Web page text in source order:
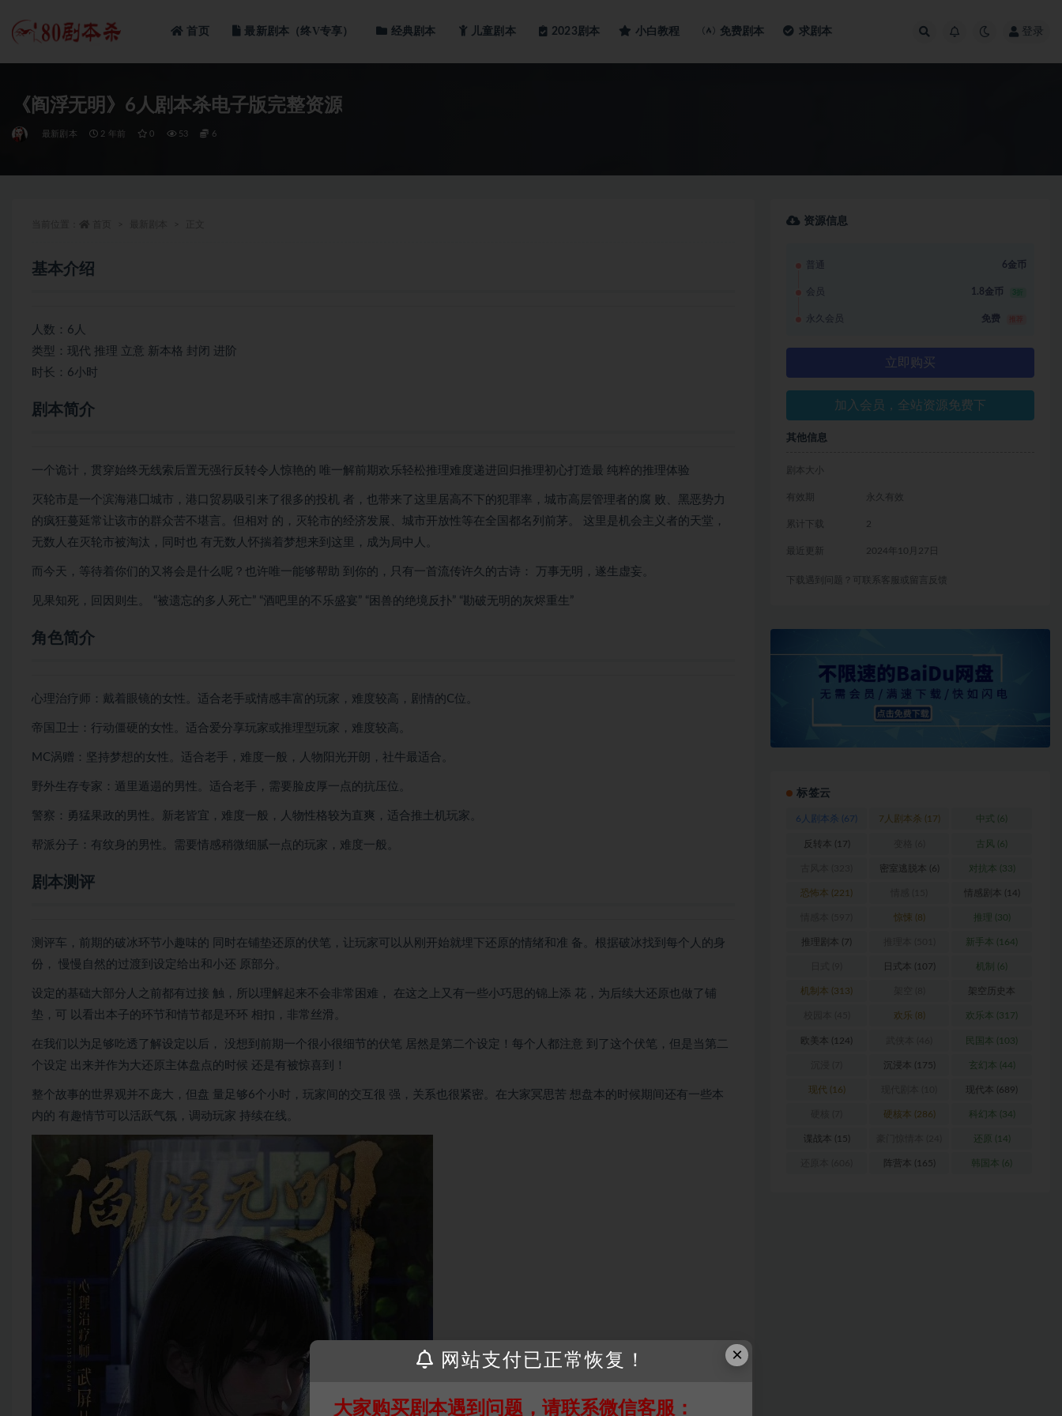
首页 最新剧本（终V专享） 经典剧本 儿童剧本 2023剧本 小白教程 免费剧本 求剧本 登录
《阎浮无明》6人剧本杀电子版完整资源
最新剧本 2 年前 0 53 6
基本介绍
人数：6人
类型：现代 推理 立意 新本格 封闭 进阶
时长：6小时
剧本简介
一个诡计，贯穿始终无线索后置无强行反转令人惊艳的 唯一解前期欢乐轻松推理难度递进回归推理初心打造最 纯粹的推理体验
灭轮市是一个滨海港囗城市，港口贸易吸引来了很多的投机 者，也带来了这里居高不下的犯罪率，城市高层管理者的腐 败、黑恶势力
的疯狂蔓延常让该市的群众苦不堪言。但相对 的，灭轮市的经济发展、城市开放性等在全国都名列前茅。 这里是机会主义者的天堂，
无数人在灭轮市被淘汰，同时也 有无数人怀揣着梦想来到这里，成为局中人。
而今天，等待着你们的又将会是什么呢？也许唯一能够帮助 到你的，只有一首流传许久的古诗： 万事无明，遂生虚妄。
见果知死，回因则生。 “被遗忘的多人死亡” “酒吧里的不乐盛宴” “困兽的绝境反扑” “勘破无明的灰烬重生”
角色简介
心理治疗师：戴着眼镜的女性。适合老手或情感丰富的玩家，难度较高，剧情的C位。
帝国卫士：行动僵硬的女性。适合爱分享玩家或推理型玩家，难度较高。
MC涡赠：坚持梦想的女性。适合老手，难度一般，人物阳光开朗，社牛最适合。
野外生存专家：遁里遁遢的男性。适合老手，需要脸皮厚一点的抗压位。
警察：勇猛果政的男性。新老皆宜，难度一般，人物性格较为直爽，适合推土机玩家。
帮派分子：有纹身的男性。需要情感稍微细腻一点的玩家，难度一般。
剧本测评
测评车，前期的破冰环节小趣味的 同时在铺垫还原的伏笔，让玩家可以从刚开始就埋下还原的情绪和准 备。根据破冰找到每个人的身
份， 慢慢自然的过渡到设定给出和小还 原部分。
设定的基础大部分人之前都有过接 触，所以理解起来不会非常困难， 在这之上又有一些小巧思的锦上添 花，为后续大还原也做了铺
垫，可 以看出本子的环节和情节都是环环 相扣，非常丝滑。
在我们以为足够吃透了解设定以后， 没想到前期一个很小很细节的伏笔 居然是第二个设定！每个人都注意 到了这个伏笔，但是当第二
个设定 出来并作为大还原主体盘点的时候 还是有被惊喜到！
整个故事的世界观并不庞大，但盘 量足够6个小时，玩家间的交互很 强，关系也很紧密。在大家冥思苦 想盘本的时候期间还有一些本
内的 有趣情节可以活跃气氛，调动玩家 持续在线。
资源信息
普通 6金币
会员 1.8金币 3折
永久会员 免费
立即购买
加入会员，全站资源免费下
其他信息
剧本大小
有效期 永久有效
累计下载 2
最近更新 2024年10月27日
下载遇到问题？可联系客服或留言反馈
标签云
6人剧本杀 (67) 7人剧本杀 (17) 中式 (6)
反转本 (17) 古风 (6)
密室逃脱本 (6) 对抗本 (33)
恐怖本 (221) 情感剧本 (14)
惊悚 (8) 推理 (30)
推理剧本 (7) 新手本 (164)
日式本 (107) 机制 (6)
机制本 (313) 架空历史本
(102)
欢乐 (8) 欢乐本 (317)
欧美本 (124) 民国本 (103)
沉浸本 (175) 玄幻本 (44)
现代 (16) 现代本 (689)
硬核本 (286) 科幻本 (34)
谍战本 (15) 还原 (14)
阵营本 (165) 韩国本 (6)
×
网站支付已正常恢复！
大家购买剧本遇到问题，请联系微信客服：